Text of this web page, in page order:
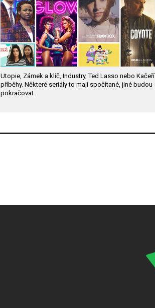
Utopie, Zámek a klíč, Industry, Ted Lasso nebo Kačeří
příběhy. Některé seriály to mají spočítané, jiné budou
pokračovat.